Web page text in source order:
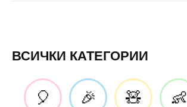
ВСИЧКИ КАТЕГОРИИ
🎈 🎉 🧸 👶